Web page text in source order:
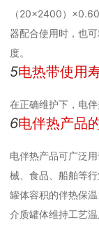
（20×2400）
器配合使用时，也
度。
5电热带使用
在正确维护下，电
6电伴热产品
电伴热产品可广泛
械、食品、船舶等
罐体容积的伴热保
介质罐体维持工艺